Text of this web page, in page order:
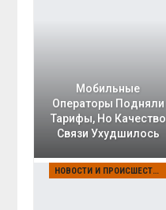
Мобильные
Операторы Подняли
Тарифы, Но Качество
Связи Ухудшилось
НОВОСТИ И ПРОИСШЕСТВИЯ